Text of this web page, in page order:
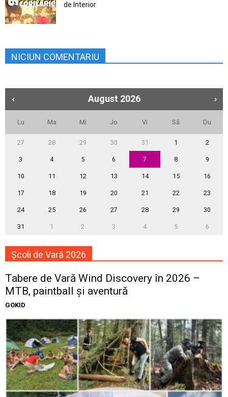
de Interior
NICIUN COMENTARIU
August 2026
Lu Ma Mi Jo Vi Sâ Du
27 28 29 30 31 1 2
3 4 5 6 7 8 9
10 11 12 13 14 15 16
17 18 19 20 21 22 23
24 25 26 27 28 29 30
31 1 2 3 4 5 6
Școli de Vară 2026
Tabere de Vară Wind Discovery în 2026 –
MTB, paintball și aventură
GOKID